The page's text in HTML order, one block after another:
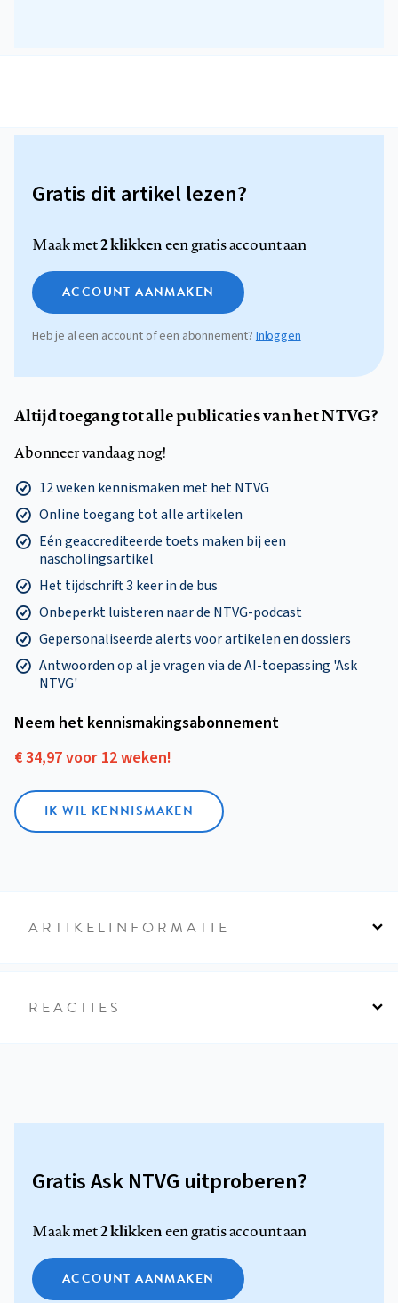
Gratis dit artikel lezen?
Maak met2 klikkeneen gratis account aan
ACCOUNT AANMAKEN
Heb je al een account of een abonnement? Inloggen
Altijd toegang tot alle publicaties van het NTVG?
Abonneer vandaag nog!
12 weken kennismaken met het NTVG
Online toegang tot alle artikelen
Eén geaccrediteerde toets maken bij een
nascholingsartikel
Het tijdschrift 3 keer in de bus
Onbeperkt luisteren naar de NTVG-podcast
Gepersonaliseerde alerts voor artikelen en dossiers
Antwoorden op al je vragen via de AI-toepassing 'Ask
NTVG'
Neem het kennismakings­abonnement
€ 34,97 voor 12 weken!
IK WIL KENNISMAKEN
ARTIKELINFORMATIE
REACTIES
Gratis Ask NTVG uitproberen?
Maak met2 klikkeneen gratis account aan
ACCOUNT AANMAKEN